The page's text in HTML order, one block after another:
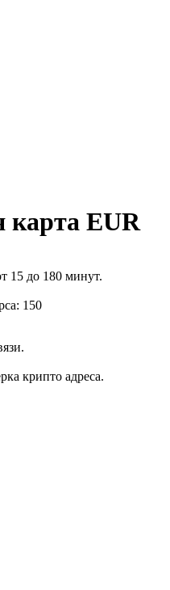
карта EUR
15 до 180 минут.
150
крипто адреса.